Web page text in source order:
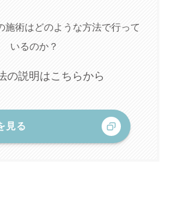
施術はどのような方法で行って
いるのか？
の説明はこちらから
見る